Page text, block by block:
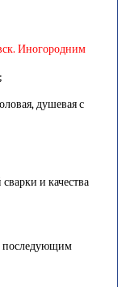
Иногородним
душевая с
и качества
последующим